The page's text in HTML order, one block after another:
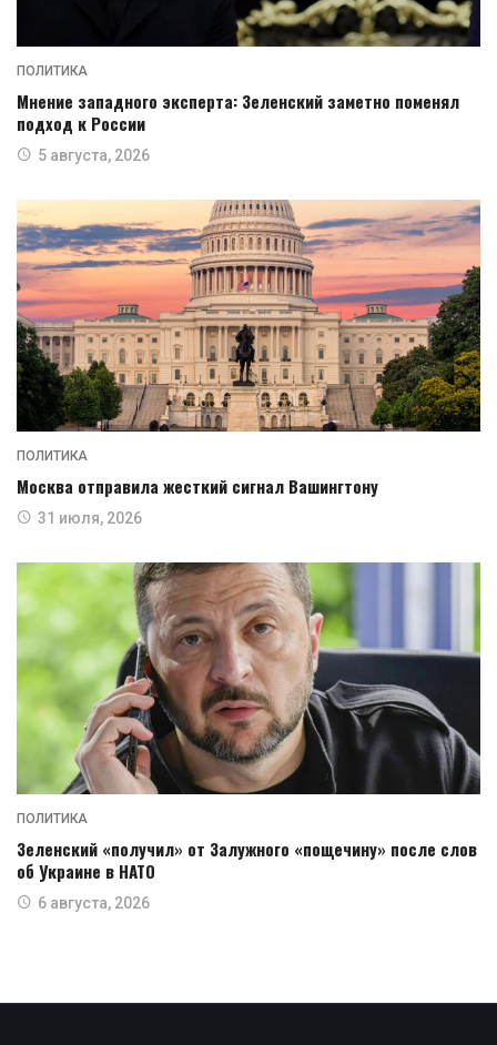
ПОЛИТИКА
Мнение западного эксперта: Зеленский заметно поменял
подход к России
5 августа, 2026
ПОЛИТИКА
Москва отправила жесткий сигнал Вашингтону
31 июля, 2026
ПОЛИТИКА
Зеленский «получил» от Залужного «пощечину» после слов
об Украине в НАТО
6 августа, 2026